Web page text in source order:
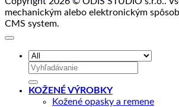
mechanickým alebo elektronickým
CMS system.
Hľadať:
KOŽENÉ VÝROBKY
Kožené opasky a remene